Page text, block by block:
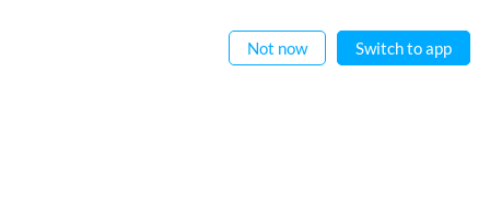
فوری رابطے معلومات
Not now Switch to app